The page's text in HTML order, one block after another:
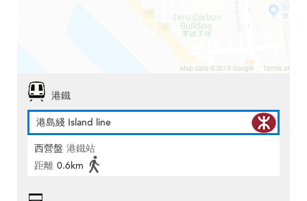
港鐵
港島綫 Island line
西營盤 港鐵站
距離 0.6km